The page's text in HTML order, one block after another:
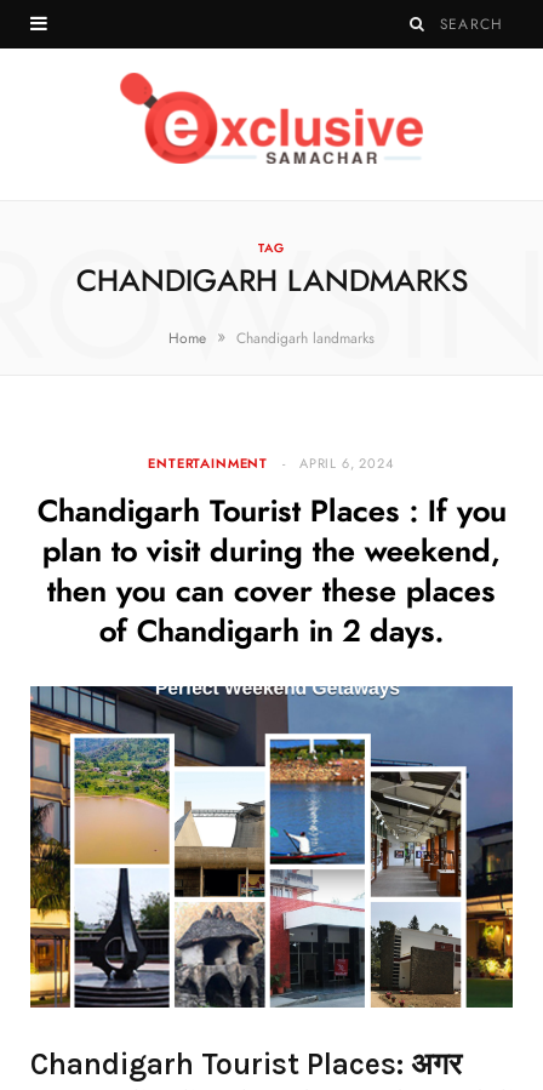
TAG
CHANDIGARH LANDMARKS
Home » Chandigarh landmarks
ENTERTAINMENT APRIL 6, 2024
Chandigarh Tourist Places : If you
plan to visit during the weekend,
then you can cover these places
of Chandigarh in 2 days.
Chandigarh Tourist Places: अगर